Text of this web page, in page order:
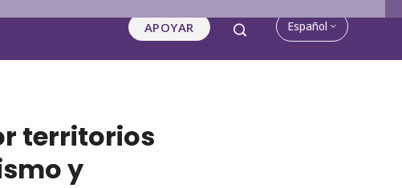
APOYAR Español
territorios
y